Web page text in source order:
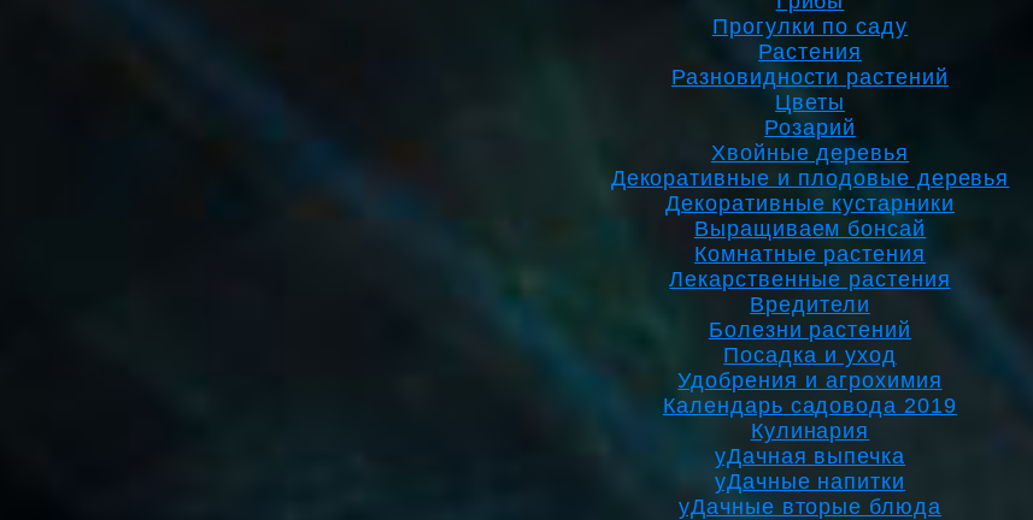
Прогулки по саду
Растения
Разновидности растений
Цветы
Розарий
Хвойные деревья
Декоративные и плодовые деревья
Декоративные кустарники
Выращиваем бонсай
Комнатные растения
Лекарственные растения
Вредители
Болезни растений
Посадка и уход
Удобрения и агрохимия
Календарь садовода 2019
Кулинария
уДачная выпечка
уДачные напитки
уДачные вторые блюда